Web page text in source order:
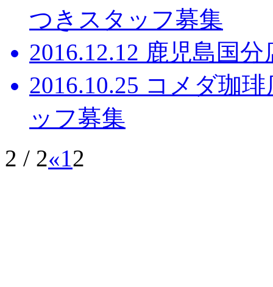
つきスタッフ募集
2016.12.12 鹿児島国
2016.10.25 コメダ珈
ッフ募集
2 / 2«12